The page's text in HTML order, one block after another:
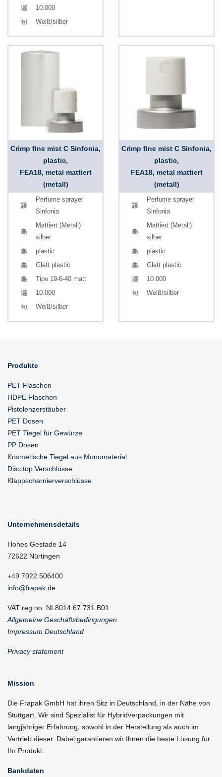
10.000
Weiß/silber
Crimp fine mist C Sinfonia,
plastic,
FEA18, metal mattiert
(metall)
Perfume sprayer
Sinfonia
Mattiert (Metall)
silber
plastic
Glatt plastic
Tipo 19-6-40 matt
10.000
Weiß/silber
Crimp fine mist C Sinfonia,
plastic,
FEA18, metal mattiert
(metall)
Perfume sprayer
Sinfonia
Mattiert (Metall)
silber
plastic
Glatt plastic
10.000
Weiß/silber
Produkte
PET Flaschen
HDPE Flaschen
Pistolenzerstäuber
PET Dosen
PET Tiegel für Gewürze
PP Dosen
Kosmetische Tiegel aus Monomaterial
Disc top Verschlüsse
Klappscharnierverschlüsse
Unternehmensdetails
Hohes Gestade 14
72622 Nürtingen
+49 7022 506400
info@frapak.de
VAT reg.no. NL8014.67.731.B01
Allgemeine Geschäftsbedingungen
Impressum Deutschland
Privacy statement
Mission
Die Frapak GmbH hat ihren Sitz in Deutschland, in der Nähe von
Stuttgart. Wir sind Spezialist für Hybridverpackungen mit
langjähriger Erfahrung, sowohl in der Herstellung als auch im
Vertrieb dieser. Dabei garantieren wir Ihnen die beste Lösung für
Ihr Produkt.
Bankdaten